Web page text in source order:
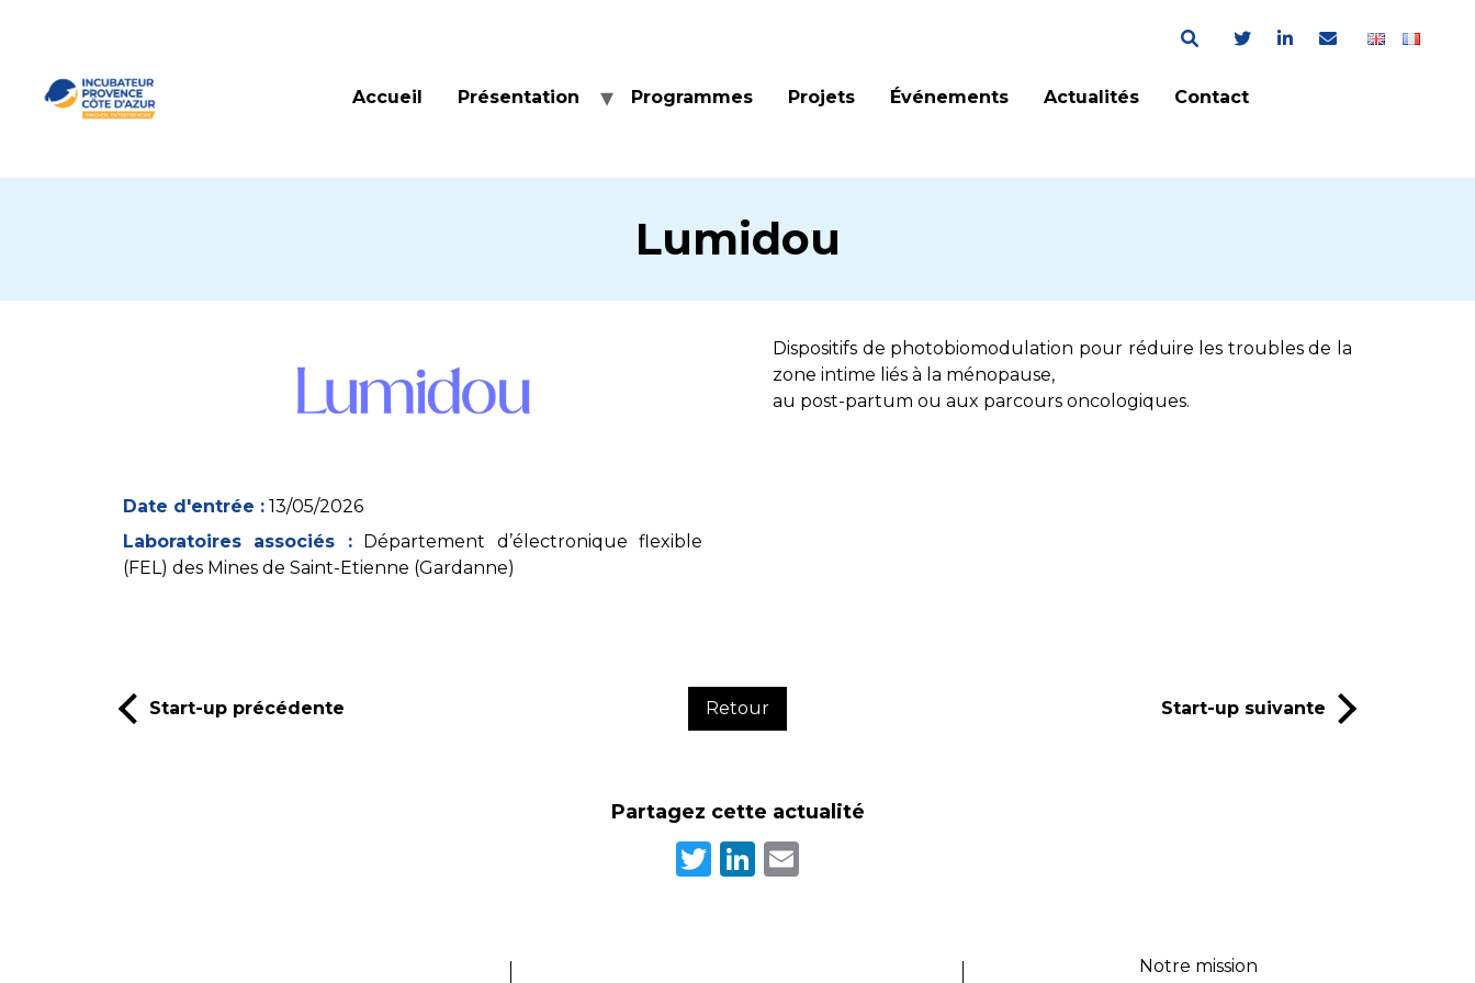
Accueil Présentation Programmes Projets Événements Actualités Contact
Lumidou
Date d'entrée : 13/05/2026
Laboratoires associés :Département d’électronique flexible
(FEL) des Mines de Saint-Etienne (Gardanne)
Dispositifs de photobiomodulation pour réduire les troubles de la
zone intime liés à la ménopause,
au post-partum ou aux parcours oncologiques.
Start-up précédente Retour Start-up suivante
Partagez cette actualité
Twitter
LinkedIn
Notre mission